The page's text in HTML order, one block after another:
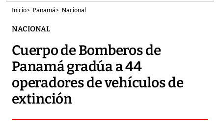
Inicio> Panamá> Nacional
NACIONAL
Cuerpo de Bomberos de
Panamá gradúa a 44
operadores de vehículos de
extinción